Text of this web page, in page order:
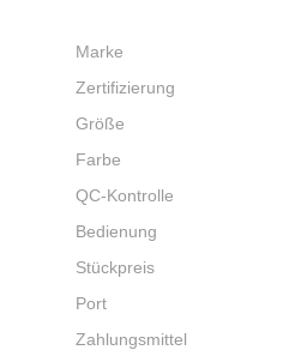
Marke
Zertifizierung
Größe
Farbe
QC-Kontrolle
Bedienung
Stückpreis
Port
Zahlungsmittel